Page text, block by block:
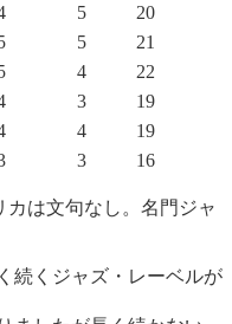
5
20
5
21
4
22
3
19
4
19
3 16
カは文句なし。名門ジャ
続くジャズ・レーベルが